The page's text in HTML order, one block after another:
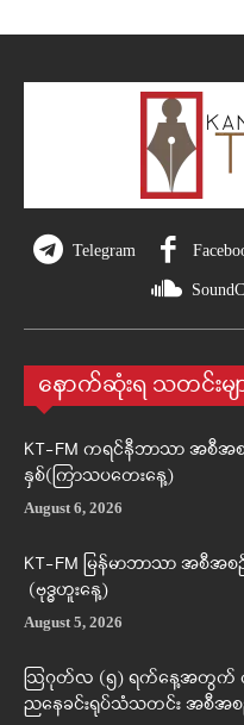
Telegram
နောက်ဆုံးရ သတင်းမျ
KT-FM ကရင်နီဘာသာ အစီ
နှစ်(ကြာသပတေးနေ့)
August 6, 2026
KT-FM မြန်မာဘာသာ အစီ
(ဗုဒ္ဓဟူးနေ့)
August 5, 2026
ဩဂုတ်လ (၅) ရက်နေ့အတွက် က
ညနေခင်းရုပ်သံသတင်း အစီအ